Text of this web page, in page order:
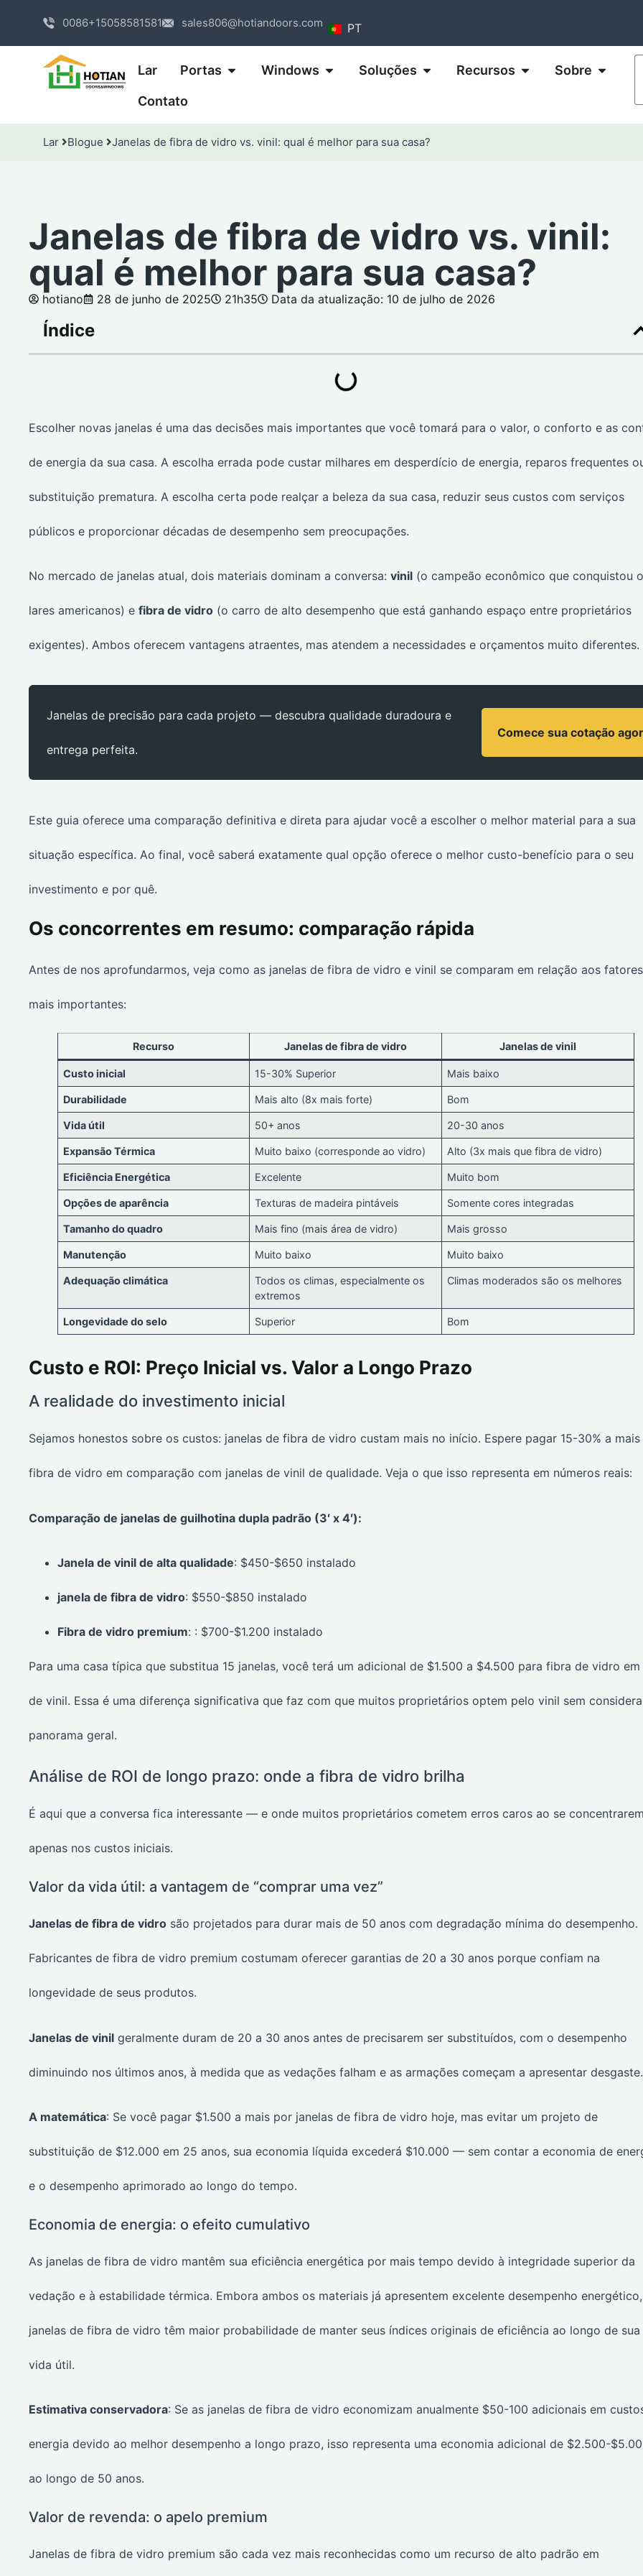
0086+15058581581 sales806@hotiandoors.com PT
Lar Portas Windows Soluções Recursos Sobre
Contato
Lar Blogue Janelas de fibra de vidro vs. vinil: qual é melhor para sua casa?
Janelas de fibra de vidro vs. vinil:
qual é melhor para sua casa?
hotiano 28 de junho de 2025 21h35 Data da atualização: 10 de julho de 2026
Índice
Escolher novas janelas é uma das decisões mais importantes que você tomará para o valor, o conforto e as
de energia da sua casa. A escolha errada pode custar milhares em desperdício de energia, reparos frequentes
substituição prematura. A escolha certa pode realçar a beleza da sua casa, reduzir seus custos com serviços
públicos e proporcionar décadas de desempenho sem preocupações.
No mercado de janelas atual, dois materiais dominam a conversa: vinil (o campeão econômico que conquistou
lares americanos) e fibra de vidro (o carro de alto desempenho que está ganhando espaço entre proprietários
exigentes). Ambos oferecem vantagens atraentes, mas atendem a necessidades e orçamentos muito diferentes.
Janelas de precisão para cada projeto — descubra qualidade duradoura e
entrega perfeita.
Comece sua cotação
Este guia oferece uma comparação definitiva e direta para ajudar você a escolher o melhor material para a sua
situação específica. Ao final, você saberá exatamente qual opção oferece o melhor custo-benefício para o seu
investimento e por quê.
Os concorrentes em resumo: comparação rápida
Antes de nos aprofundarmos, veja como as janelas de fibra de vidro e vinil se comparam em relação aos fatores
mais importantes:
Recurso Janelas de fibra de vidro Janelas de vinil
Custo inicial 15-30% Superior Mais baixo
Durabilidade Mais alto (8x mais forte) Bom
Vida útil 50+ anos 20-30 anos
Expansão Térmica Muito baixo (corresponde ao vidro) Alto (3x mais que fibra de vidro)
Eficiência Energética Excelente Muito bom
Opções de aparência Texturas de madeira pintáveis Somente cores integradas
Tamanho do quadro Mais fino (mais área de vidro) Mais grosso
Manutenção Muito baixo Muito baixo
Adequação climática
Todos os climas, especialmente os
extremos
Climas moderados são os melhores
Longevidade do selo Superior Bom
Custo e ROI: Preço Inicial vs. Valor a Longo Prazo
A realidade do investimento inicial
Sejamos honestos sobre os custos: janelas de fibra de vidro custam mais no início. Espere pagar 15-30% a
fibra de vidro em comparação com janelas de vinil de qualidade. Veja o que isso representa em números reais:
Comparação de janelas de guilhotina dupla padrão (3′ x 4′):
Janela de vinil de alta qualidade: $450-$650 instalado
janela de fibra de vidro: $550-$850 instalado
Fibra de vidro premium: : $700-$1.200 instalado
Para uma casa típica que substitua 15 janelas, você terá um adicional de $1.500 a $4.500 para fibra de vidro
de vinil. Essa é uma diferença significativa que faz com que muitos proprietários optem pelo vinil sem
panorama geral.
Análise de ROI de longo prazo: onde a fibra de vidro brilha
É aqui que a conversa fica interessante — e onde muitos proprietários cometem erros caros ao se
apenas nos custos iniciais.
Valor da vida útil: a vantagem de “comprar uma vez”
Janelas de fibra de vidro são projetados para durar mais de 50 anos com degradação mínima do desempenho.
Fabricantes de fibra de vidro premium costumam oferecer garantias de 20 a 30 anos porque confiam na
longevidade de seus produtos.
Janelas de vinil geralmente duram de 20 a 30 anos antes de precisarem ser substituídos, com o desempenho
diminuindo nos últimos anos, à medida que as vedações falham e as armações começam a apresentar desgaste.
A matemática: Se você pagar $1.500 a mais por janelas de fibra de vidro hoje, mas evitar um projeto de
substituição de $12.000 em 25 anos, sua economia líquida excederá $10.000 — sem contar a economia de
e o desempenho aprimorado ao longo do tempo.
Economia de energia: o efeito cumulativo
As janelas de fibra de vidro mantêm sua eficiência energética por mais tempo devido à integridade superior da
vedação e à estabilidade térmica. Embora ambos os materiais já apresentem excelente desempenho
janelas de fibra de vidro têm maior probabilidade de manter seus índices originais de eficiência ao longo de sua
vida útil.
Estimativa conservadora: Se as janelas de fibra de vidro economizam anualmente $50-100 adicionais em
energia devido ao melhor desempenho a longo prazo, isso representa uma economia adicional de $2.500-
ao longo de 50 anos.
Valor de revenda: o apelo premium
Janelas de fibra de vidro premium são cada vez mais reconhecidas como um recurso de alto padrão em